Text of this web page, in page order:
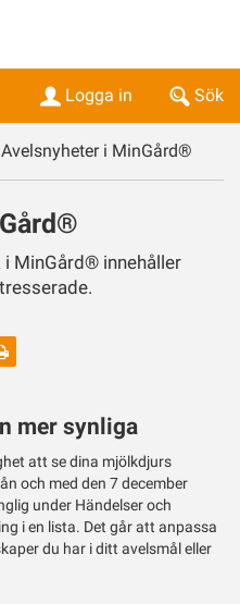
Sök
Logga in
Avelsnyheter i MinGård®
MinGård® innehåller
Skriv
mer synliga
att se dina mjölkdjurs
och med den 7 december
under Händelser och
i en lista. Det går att anpassa
du har i ditt avelsmål eller